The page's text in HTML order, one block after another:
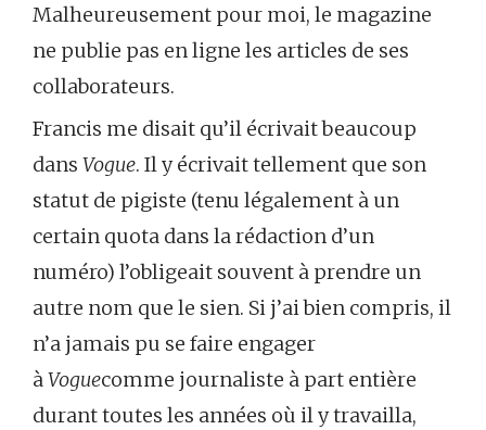
Malheureusement pour moi, le magazine
ne publie pas en ligne les articles de ses
collaborateurs.
Francis me disait qu’il écrivait beaucoup
dans Vogue. Il y écrivait tellement que son
statut de pigiste (tenu légalement à un
certain quota dans la rédaction d’un
numéro) l’obligeait souvent à prendre un
autre nom que le sien. Si j’ai bien compris, il
n’a jamais pu se faire engager
àVoguecomme journaliste à part entière
durant toutes les années où il y travailla,